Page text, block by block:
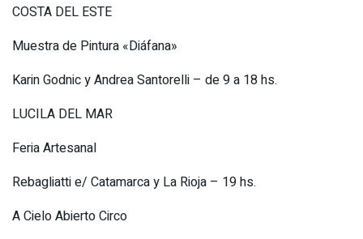
COSTA DEL ESTE
Muestra de Pintura «Diáfana»
Karin Godnic y Andrea Santorelli – de 9 a 18 hs.
LUCILA DEL MAR
Feria Artesanal
Rebagliatti e/ Catamarca y La Rioja – 19 hs.
A Cielo Abierto Circo